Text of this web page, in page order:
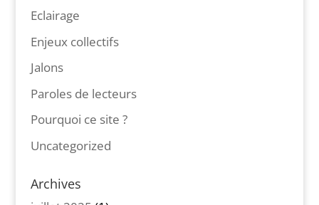
Eclairage
Enjeux collectifs
Jalons
Paroles de lecteurs
Pourquoi ce site ?
Uncategorized
Archives